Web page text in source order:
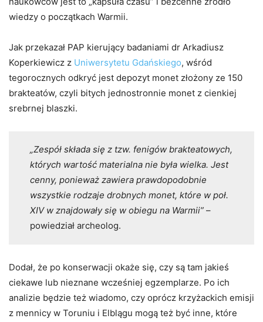
wiedzy o początkach Warmii.
Jak przekazał PAP kierujący badaniami dr Arkadiusz
Koperkiewicz z Uniwersytetu Gdańskiego, wśród
tegorocznych odkryć jest depozyt monet złożony ze 150
brakteatów, czyli bitych jednostronnie monet z cienkiej
srebrnej blaszki.
„Zespół składa się z tzw. fenigów brakteatowych,
których wartość materialna nie była wielka. Jest
cenny, ponieważ zawiera prawdopodobnie
wszystkie rodzaje drobnych monet, które w poł.
XIV w znajdowały się w obiegu na Warmii”–
powiedział archeolog.
Dodał, że po konserwacji okaże się, czy są tam jakieś
ciekawe lub nieznane wcześniej egzemplarze. Po ich
analizie będzie też wiadomo, czy oprócz krzyżackich emisji
z mennicy w Toruniu i Elblągu mogą też być inne, które